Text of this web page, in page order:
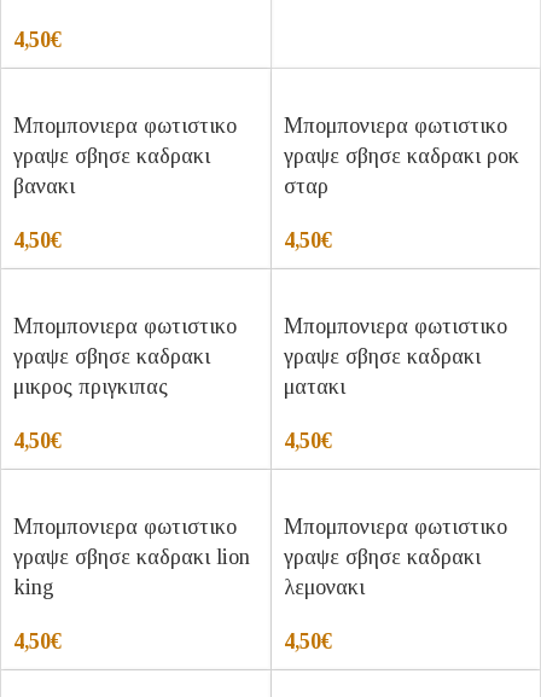
4,50€
Μπομπονιερα φωτιστικο
γραψε σβησε καδρακι
βανακι
4,50€
Μπομπονιερα φωτιστικο
γραψε σβησε καδρακι ροκ
σταρ
4,50€
Μπομπονιερα φωτιστικο
γραψε σβησε καδρακι
μικρος πριγκιπας
4,50€
Μπομπονιερα φωτιστικο
γραψε σβησε καδρακι
ματακι
4,50€
Μπομπονιερα φωτιστικο
γραψε σβησε καδρακι lion
king
4,50€
Μπομπονιερα φωτιστικο
γραψε σβησε καδρακι
λεμονακι
4,50€